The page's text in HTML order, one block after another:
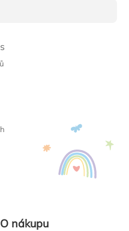
O nákupu